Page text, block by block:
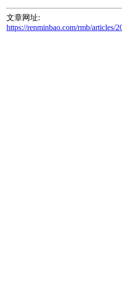
文章网址:
https://renminbao.com/rmb/articles/